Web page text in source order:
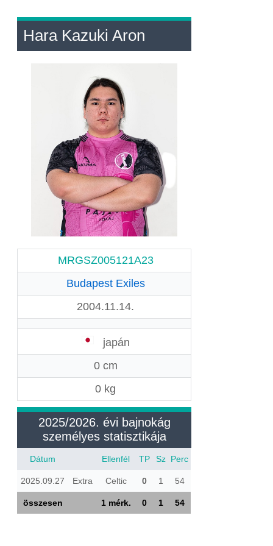
Hara Kazuki Aron
MRGSZ005121A23
Budapest Exiles
2004.11.14.
japán
0 cm
0 kg
2025/2026. évi bajnokág
személyes statisztikája
Dátum Ellenfél TP Sz Perc
2025.09.27 Extra Celtic 0 1 54
összesen 1 mérk. 0 1 54